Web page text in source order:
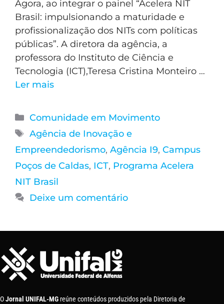
Agora, ao integrar o painel “Acelera NIT
Brasil: impulsionando a maturidade e
profissionalização dos NITs com políticas
públicas”. A diretora da agência, a
professora do Instituto de Ciência e
Tecnologia (ICT),Teresa Cristina Monteiro …
Ler mais
Comunidade em Movimento
Agência de Inovação e
Empreendedorismo, Agência I9, Campus
Poços de Caldas, ICT, Programa Acelera
NIT Brasil
Deixe um comentário
OJornal UNIFAL-MG reúne conteúdos produzidos pela Diretoria de